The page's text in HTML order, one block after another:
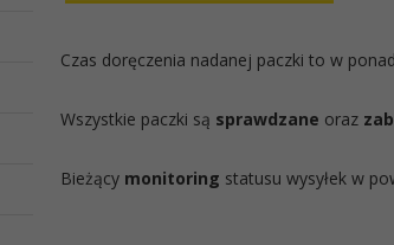
Czas doręczenia nadanej paczki to w ponad
Wszystkie paczki są sprawdzane oraz
Bieżący monitoring statusu wysyłek w